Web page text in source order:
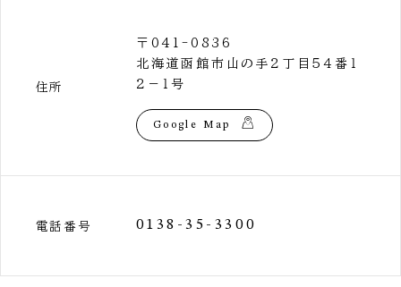
住所
〒041-0836
北海道函館市山の手２丁目５４番１
２－１号
Google Map
電話番号 0138-35-3300